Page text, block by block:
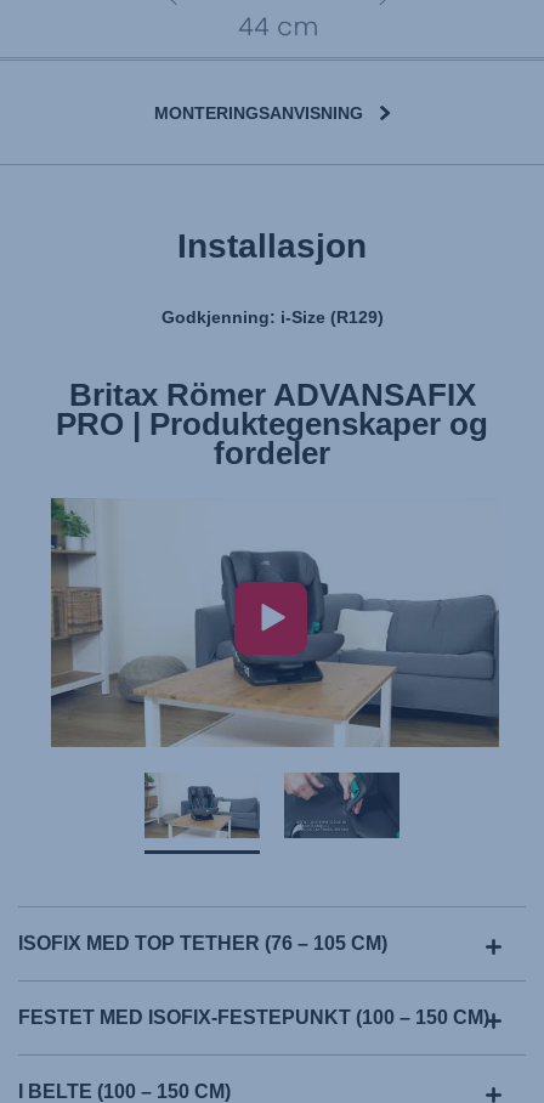
MONTERINGSANVISNING
Installasjon
Godkjenning: i-Size (R129)
Britax Römer ADVANSAFIX
PRO | Produktegenskaper og
fordeler
Britax Römer ADVANSAFIX
PRO | Installere setet
ISOFIX MED TOP TETHER (76 – 105 CM)
FESTET MED ISOFIX-FESTEPUNKT (100 – 150 CM)
I BELTE (100 – 150 CM)